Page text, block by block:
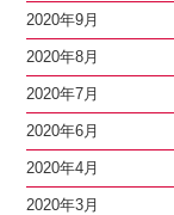
2020年9月
2020年8月
2020年7月
2020年6月
2020年4月
2020年3月